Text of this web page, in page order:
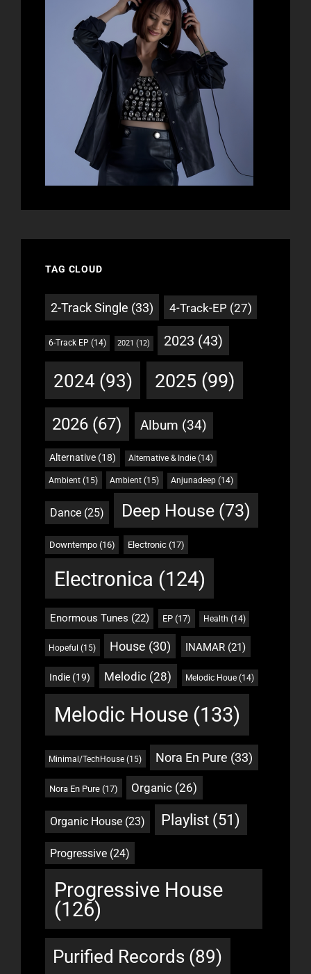
TAG CLOUD
2-Track Single (33) 4-Track-EP (27)
6-Track EP (14) 2021 (12) 2023 (43)
2024 (93) 2025 (99)
2026 (67) Album (34)
Alternative (18) Alternative & Indie(14)
Ambient (15) Ambient (15) Anjunadeep (14)
Dance (25) Deep House(73)
Downtempo(16) Electronic(17)
Electronica (124)
Enormous Tunes (22) EP (17) Health (14)
Hopeful (15) House (30) INAMAR (21)
Indie (19) Melodic (28) Melodic Houe (14)
Melodic House(133)
Minimal/TechHouse (15) Nora En Pure (33)
Nora En Pure(17) Organic (26)
Organic House(23) Playlist (51)
Progressive(24)
Progressive House
(126)
Purified Records (89)